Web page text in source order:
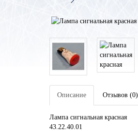
Описание Отзывов (0)
Лампа сигнальная красная
43.22.40.01